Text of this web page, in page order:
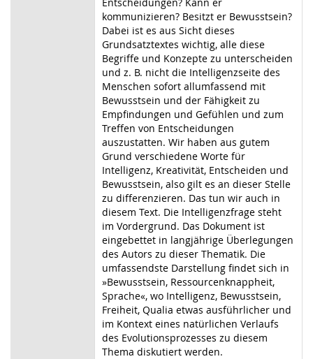
kommunizieren? Besitzt er Bewusstsein?
Dabei ist es aus Sicht dieses
Grundsatztextes wichtig, alle diese
Begriffe und Konzepte zu unterscheiden
und z. B. nicht die Intelligenzseite des
Menschen sofort allumfassend mit
Bewusstsein und der Fähigkeit zu
Empfindungen und Gefühlen und zum
Treffen von Entscheidungen
auszustatten. Wir haben aus gutem
Grund verschiedene Worte für
Intelligenz, Kreativität, Entscheiden und
Bewusstsein, also gilt es an dieser Stelle
zu differenzieren. Das tun wir auch in
diesem Text. Die Intelligenzfrage steht
im Vordergrund. Das Dokument ist
eingebettet in langjährige Überlegungen
des Autors zu dieser Thematik. Die
umfassendste Darstellung findet sich in
»Bewusstsein, Ressourcenknappheit,
Sprache«, wo Intelligenz, Bewusstsein,
Freiheit, Qualia etwas ausführlicher und
im Kontext eines natürlichen Verlaufs
des Evolutionsprozesses zu diesem
Thema diskutiert werden.